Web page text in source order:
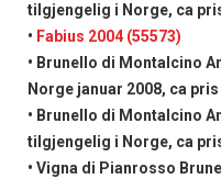
tilgjengelig i Norge, ca
• Fabius 2004 (55573)
• Brunello di Montalcino
Norge januar 2008, ca
• Brunello di Montalcino
tilgjengelig i Norge, ca
• Vigna di Pianrosso